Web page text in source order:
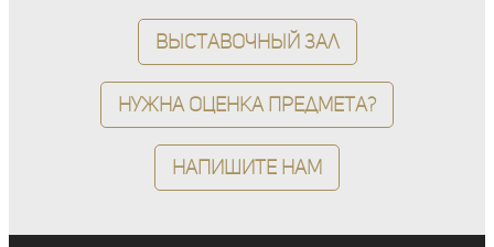
Выставочный зал
Нужна оценка предмета?
Напишите нам